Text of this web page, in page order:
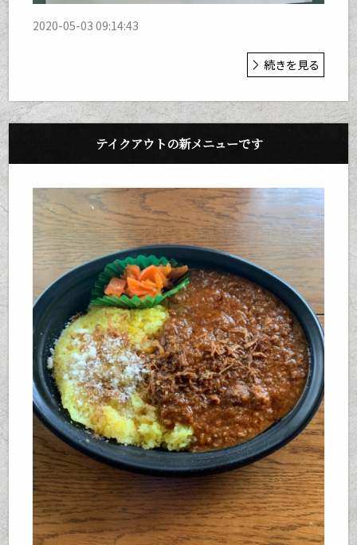
2020-05-03 09:14:43
続きを見る
テイクアウトの新メニューです